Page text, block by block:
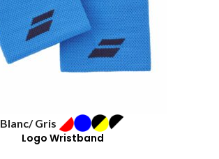
Blanc/ Gris
Logo Wristband